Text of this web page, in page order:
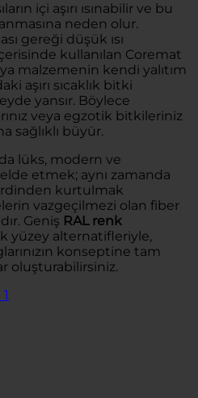
içi aşırı ısınabilir ve bu
neden olur.
gereği düşük ısı
kullanılan Coremat
malzemenin kendi yalıtım
aşırı sıcaklık bitki
yansır. Böylece
veya egzotik bitkileriniz
sağlıklı büyür.
lüks, modern ve
etmek; aynı zamanda
kurtulmak
vazgeçilmezi olan fiber
Geniş RAL renk
yüzey alternatifleriyle,
konseptine tam
oluşturabilirsiniz.